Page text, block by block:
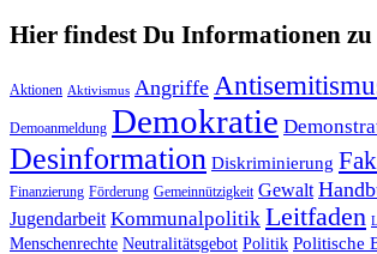
Hier findest Du Informationen zu
Aktionen Aktivismus Angriffe
Demoanmeldung Demokratie
Desinformation Diskriminierung
Finanzierung Förderung Gemeinnützigkeit Gewalt
Jugendarbeit Kommunalpolitik Leitfaden
Menschenrechte Neutralitätsgebot Politik Politische